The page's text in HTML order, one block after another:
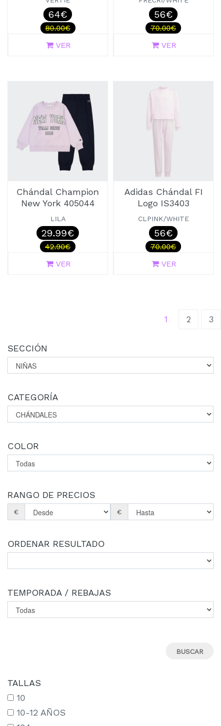
64€
80.00€
VER
56€
70.00€
VER
Chándal Champion
New York 405044
LILA
29.99€
42.90€
VER
Adidas Chándal FI
Logo IS3403
CLPINK/WHITE
56€
70.00€
VER
1 (current)
2 3
SECCIÓN
CATEGORÍA
COLOR
RANGO DE PRECIOS
€ €
ORDENAR RESULTADO
TEMPORADA / REBAJAS
TALLAS
10
10-12 AÑOS